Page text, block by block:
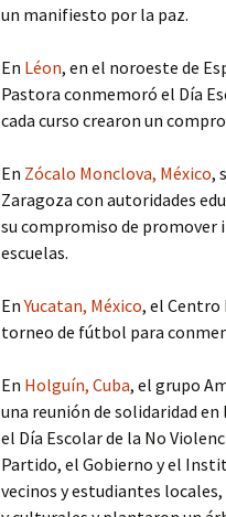
un manifiesto por la paz.
En Léon, en el noroeste de
Pastora conmemoró el Día
cada curso crearon un
En Zócalo Monclova, México,
Zaragoza con autoridades
su compromiso de promover
escuelas.
EnYucatan, México, el Centro
torneo de fútbol para
En Holguín, Cuba, el grupo
una reunión de solidaridad
el Día Escolar de la No
Partido, el Gobierno y el
vecinos y estudiantes